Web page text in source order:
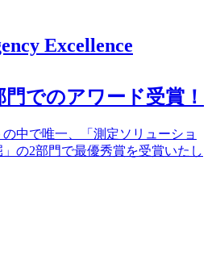
Excellence
でのアワード受賞！
中で唯一、
「測定ソリューショ
の2部門で最優秀賞を受賞いたし